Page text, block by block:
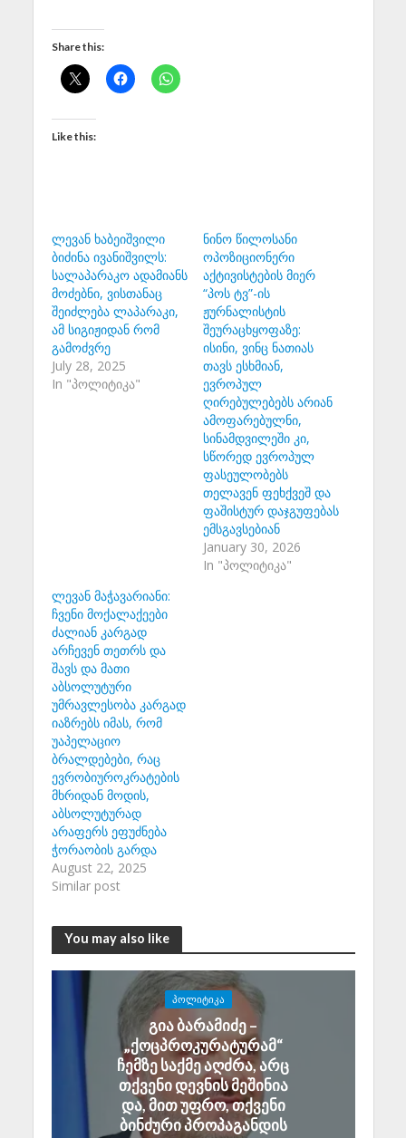
Share this:
Like this:
ლევან ხაბეიშვილი
ბიძინა ივანიშვილს:
სალაპარაკო ადამიანს
მოძებნი, ვისთანაც
შეიძლება ლაპარაკი,
ამ სიგიჟიდან რომ
გამოძვრე
July 28, 2025
In "პოლიტიკა"
ნინო წილოსანი
ოპოზიციონერი
აქტივისტების მიერ
“პოს ტვ”-ის
ჟურნალისტის
შეურაცხყოფაზე:
ისინი, ვინც ნათიას
თავს ესხმიან,
ევროპულ
ღირებულებებს არიან
ამოფარებულნი,
სინამდვილეში კი,
სწორედ ევროპულ
ფასეულობებს
თელავენ ფეხქვეშ და
ფაშისტურ დაჯგუფებას
ემსგავსებიან
January 30, 2026
In "პოლიტიკა"
ლევან მაჭავარიანი:
ჩვენი მოქალაქეები
ძალიან კარგად
არჩევენ თეთრს და
შავს და მათი
აბსოლუტური
უმრავლესობა კარგად
იაზრებს იმას, რომ
უაპელაციო
ბრალდებები, რაც
ევრობიუროკრატების
მხრიდან მოდის,
აბსოლუტურად
არაფერს ეფუძნება
ჭორაობის გარდა
August 22, 2025
Similar post
You may also like
ᲞᲝᲚᲘᲢᲘᲙᲐ
გია ბარამიძე –
„ქოცპროკურატურამ“
ჩემზე საქმე აღძრა, არც
თქვენი დევნის მეშინია
და, მით უფრო, თქვენი
ბინძური პროპაგანდის